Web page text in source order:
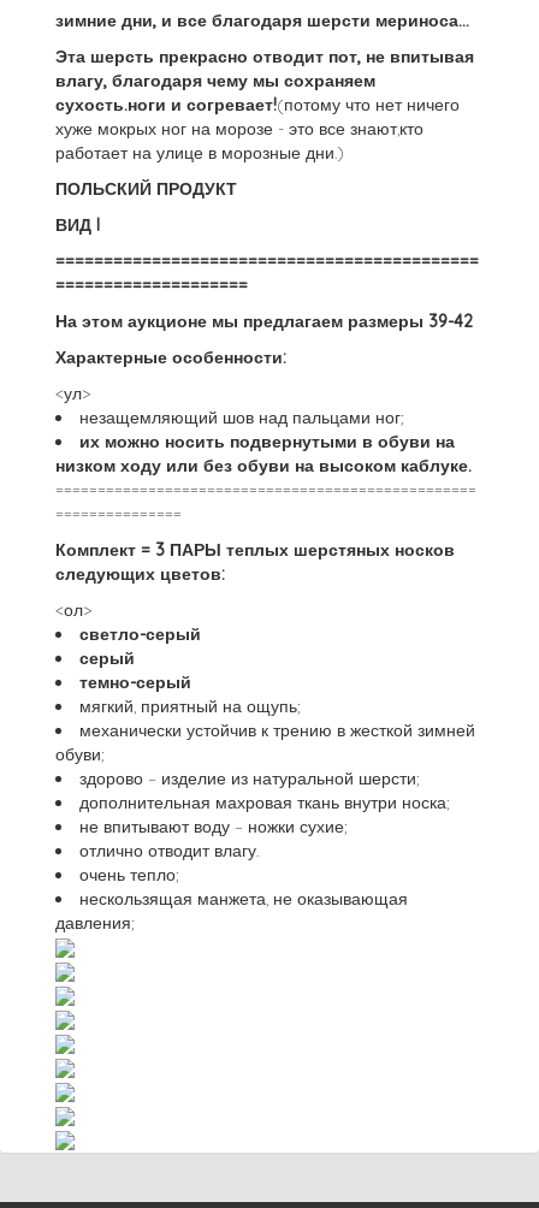
зимние дни, и все благодаря шерсти мериноса...
Эта шерсть прекрасно отводит пот, не впитывая
влагу, благодаря чему мы сохраняем
сухость.ноги и согревает!(потому что нет ничего
хуже мокрых ног на морозе - это все знают,кто
работает на улице в морозные дни.)
ПОЛЬСКИЙ ПРОДУКТ
ВИД I
============================================
====================
На этом аукционе мы предлагаем размеры 39-42
Характерные особенности:
<ул>
незащемляющий шов над пальцами ног;
их можно носить подвернутыми в обуви на
низком ходу или без обуви на высоком каблуке.
==================================================
===============
Комплект = 3 ПАРЫ теплых шерстяных носков
следующих цветов:
<ол>
светло-серый
серый
темно-серый
мягкий, приятный на ощупь;
механически устойчив к трению в жесткой зимней
обуви;
здорово – изделие из натуральной шерсти;
дополнительная махровая ткань внутри носка;
не впитывают воду – ножки сухие;
отлично отводит влагу.
очень тепло;
нескользящая манжета, не оказывающая
давления;